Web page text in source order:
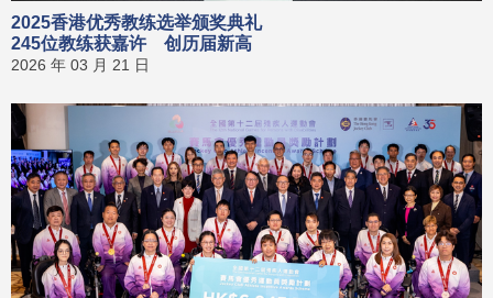
2025香港优秀教练选举颁奖典礼
245位教练获嘉许 创历届新高
2026 年 03 月 21 日